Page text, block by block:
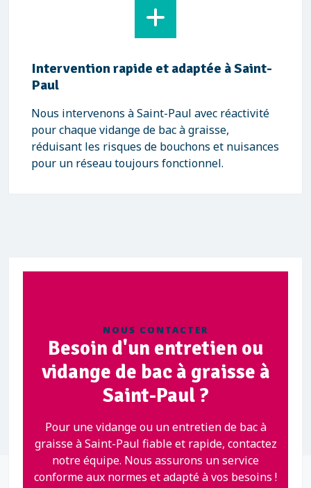
Intervention rapide et adaptée à Saint-
Paul
Nous intervenons à Saint-Paul avec réactivité
pour chaque vidange de bac à graisse,
réduisant les risques de bouchons et nuisances
pour un réseau toujours fonctionnel.
NOUS CONTACTER
Besoin d'un entretien ou
vidange de bac à graisse à
Saint-Paul ?
Pour une vidange ou un entretien de bac à
graisse à Saint-Paul fiable et rapide, contactez
notre équipe. Nous assurons un service
conforme aux normes et adapté à vos besoins !